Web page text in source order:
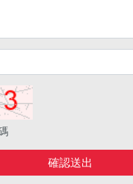
確認送出